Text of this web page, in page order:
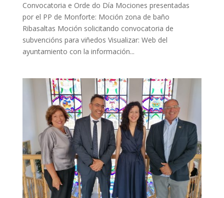
Convocatoria e Orde do Día Mociones presentadas
por el PP de Monforte: Moción zona de baño
Ribasaltas Moción solicitando convocatoria de
subvencións para viñedos Visualizar: Web del
ayuntamiento con la información...